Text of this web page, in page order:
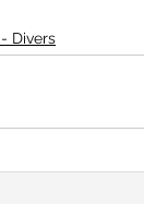
Divers